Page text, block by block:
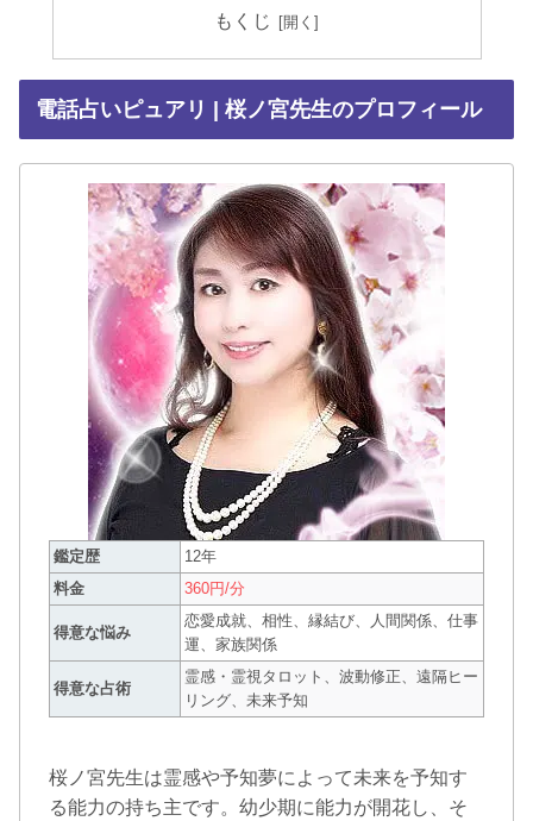
もくじ
電話占いピュアリ | 桜ノ宮先生のプロフィール
鑑定歴
12年
料金
360円/分
得意な悩み
恋愛成就、相性、縁結び、人間関係、仕事
運、家族関係
得意な占術
霊感・霊視タロット、波動修正、遠隔ヒー
リング、未来予知
桜ノ宮先生は霊感や予知夢によって未来を予知す
る能力の持ち主です。幼少期に能力が開花し、そ